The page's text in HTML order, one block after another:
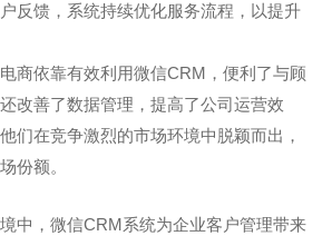
反馈，系统持续优化服务流程，以提升
商依靠有效利用微信CRM，便利了与顾
改善了数据管理，提高了公司运营效
们在竞争激烈的市场环境中脱颖而出，
份额。
中，微信CRM系统为企业客户管理带来